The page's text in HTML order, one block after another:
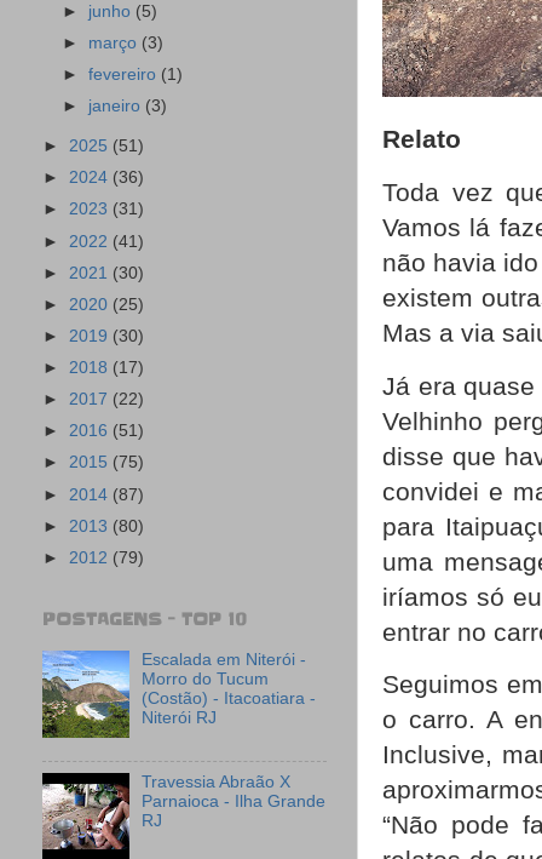
Relato
Toda vez
Vamos lá
não havia
existem
Mas a via
Já era
Velhinho
disse que
convidei e
para
uma
iríamos só
entrar no
Seguimos
o carro. A
Inclusive,
“Não pode
► junho (5)
► março (3)
►fevereiro (1)
► janeiro (3)
► 2025 (51)
► 2024 (36)
► 2023 (31)
► 2022 (41)
► 2021 (30)
► 2020 (25)
► 2019 (30)
► 2018 (17)
► 2017 (22)
► 2016 (51)
► 2015 (75)
► 2014 (87)
► 2013 (80)
► 2012 (79)
POSTAGENS - TOP 10
Escalada em Niterói -
Morro do Tucum
(Costão) - Itacoatiara -
Niterói RJ
Travessia Abraão X
Parnaioca - Ilha Grande
RJ